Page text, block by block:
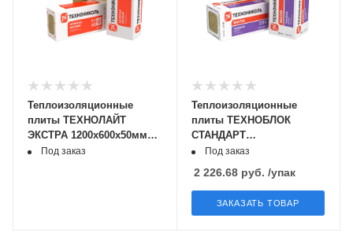
Теплоизоляционные
плиты ТЕХНОЛАЙТ
ЭКСТРА 1200х600х50мм
0,432 м3
Под заказ
Теплоизоляционные
плиты ТЕХНОБЛОК
СТАНДАРТ
1200х600х100мм 0,288м3
Под заказ
2 226.68руб. /упак
ЗАКАЗАТЬ ТОВАР